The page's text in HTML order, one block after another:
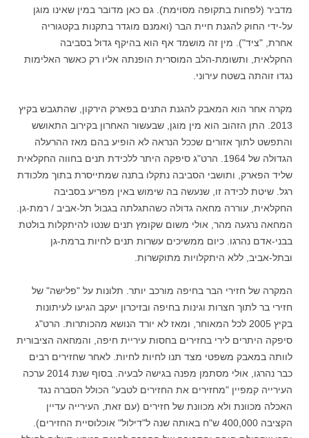
מדביר (לפחות בתקופה מסוימת). גם כאן מדובר במין שאינו מוגן
על-ידי החוק להגנת חיית הבר (ואמנם מוגדר בתקנות בקטגוריה
אחרת, "ציד"). מין זה מושמד אף הוא בהיקף גדול בסביבה
החקלאית, ותשומת-הלב המוסרית הופנתה אליו רק כאשר האלימות
נגדו זוהתה בשטח עירוני.
מקרה אחר הוא המאבק להגנת התנים בפארק הירקון, שהתגבש בקיץ
2013. התן הזהוב הוא מין מוגן, שבעשור האחרון בקירוב התאושש
והתפשט לתוך אזורים שככל הנראה לא הופיע בהם מאז ההרעלה
הגדולה של 1964. הרט"ג סיפקה היתר ללכידת תנים בחווה החקלאית
שליד הפארק, ותושבי הסביבה נתקלו בתנה שמתייסרת בתוך מלכודת
רגל. שיטת לכידה זו, שנעשה בה שימוש באין מפריע בסביבה
החקלאית, עוררה מחאה גדולה כשהתגלתה בגבול תל-אביב / רמת-גן.
המחאה נרגעה מהר, אולי משום שקומץ תנים שנטו להיתקלות בולטת
בבני-אדם נהרגו. כיום ממשיכים עשרות תנים לחיות ברמת-גן
ובתל-אביב, ללא היתקלויות מתוקשרות.
המקרה של חזירי הבר בחיפה מורכב יותר. תלונות על "פלישה" של
חזירי בר לתוך חצרות וגינות בחיפה ובזיכרון יעקב הגיעו לעיתונות
בקיץ 2005 לכל המאוחר, ומאז לא יורד הנושא מהכותרות. הרט"ג
סיפקה היתרים לירי בחזירים בחסות עיריית חיפה, והמחאה הציבורית
לוותה במאבק משפטי מצד תנו לחיות לחיות. לאחר שחזירים רבים
כבר נהרגו, אולי מסתמן מפנה בגישה לבעיה. בסוף שנת 2014 ערכה
העירייה קמפיין "מחזירים את החזירים לטבע" הכולל הסברה נגד
האכלה מכוונת ולא מכוונת של חזירים (עם זאת, העירייה עדיין
הקציבה 400,000 ש"ח באותה שנה ל"דילול" אוכלוסיית החזירים).